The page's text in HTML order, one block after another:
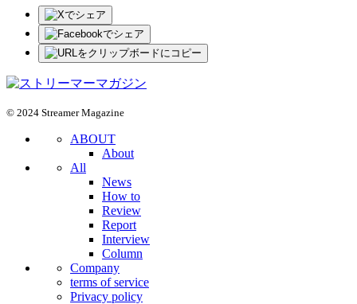
© 2024 Streamer Magazine
ABOUT
About
All
News
How to
Review
Report
Interview
Column
Company
terms of service
Privacy policy